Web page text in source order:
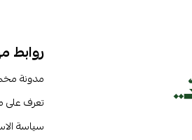
روابط
مدونة
تعرف على
سياسة